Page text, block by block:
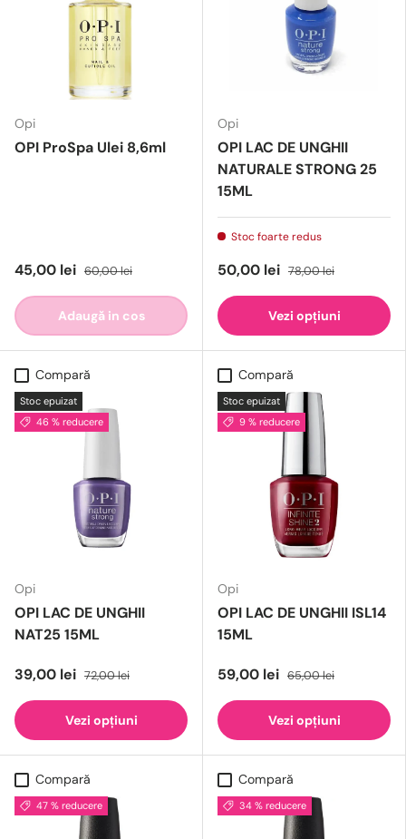
Opi
OPI ProSpa Ulei 8,6ml
45,00 lei 60,00 lei
Adaugă in cos
Opi
OPI LAC DE UNGHII
NATURALE STRONG 25
15ML
Stoc foarte redus
50,00 lei 78,00 lei
Vezi opțiuni
Compară
Stoc epuizat
46 % reducere
Opi
OPI LAC DE UNGHII
NAT25 15ML
39,00 lei 72,00 lei
Vezi opțiuni
Compară
Stoc epuizat
9 % reducere
Opi
OPI LAC DE UNGHII ISL14
15ML
59,00 lei 65,00 lei
Vezi opțiuni
Compară
47 % reducere
Compară
34 % reducere